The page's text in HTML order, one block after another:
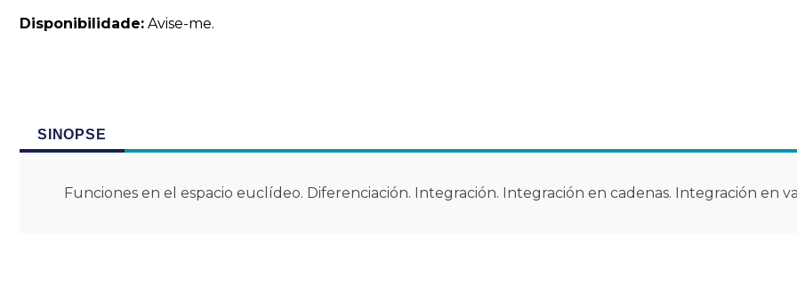
Disponibilidade: Avise-me.
SINOPSE
Funciones en el espacio euclídeo. Diferenciación. Integración. Integración en cadenas. Integración en